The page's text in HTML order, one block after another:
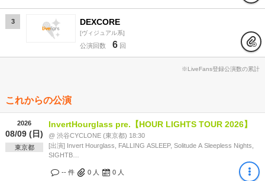
3 DEXCORE
ヴィジュアル系
公演回数 6 回
※LiveFans登録公演数の累計
これからの公演
2026
08/09 (日)
東京都
InvertHourglass pre.【HOUR LIGHTS TOUR 2026】
@ 渋谷CYCLONE (東京都) 18:30
[出演] Invert Hourglass, FALLING ASLEEP, Solitude A Sleepless Nights,
SIGHTB…
-- 件 0 人 0 人